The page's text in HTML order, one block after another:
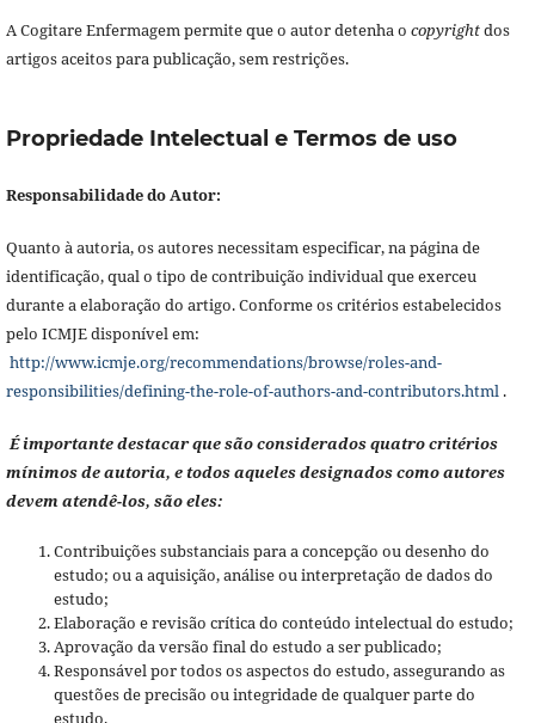
A Cogitare Enfermagem permite que o autor detenha o copyrightdos
artigos aceitos para publicação, sem restrições.
Propriedade Intelectual e Termos de uso
Responsabilidade do Autor:
Quanto à autoria, os autores necessitam especificar, na página de
identificação, qual o tipo de contribuição individual que exerceu
durante a elaboração do artigo. Conforme os critérios estabelecidos
pelo ICMJE disponível em:
http://www.icmje.org/recommendations/browse/roles-and-
responsibilities/defining-the-role-of-authors-and-contributors.html.
É importante destacar que são considerados quatro critérios
mínimos de autoria, e todos aqueles designados como autores
devem atendê-los, são eles:
Contribuições substanciais para a concepção ou desenho do
estudo; ou a aquisição, análise ou interpretação de dados do
estudo;
Elaboração e revisão crítica do conteúdo intelectual do estudo;
Aprovação da versão final do estudo a ser publicado;
Responsável por todos os aspectos do estudo, assegurando as
questões de precisão ou integridade de qualquer parte do
estudo.